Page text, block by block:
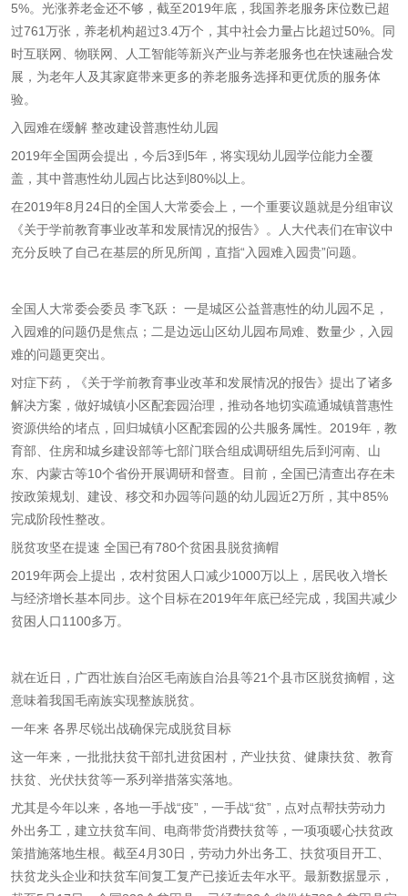
5%。光涨养老金还不够，截至2019年底，我国养老服务床位数已超
过761万张，养老机构超过3.4万个，其中社会力量占比超过50%。同
时互联网、物联网、人工智能等新兴产业与养老服务也在快速融合发
展，为老年人及其家庭带来更多的养老服务选择和更优质的服务体
验。
入园难在缓解 整改建设普惠性幼儿园
2019年全国两会提出，今后3到5年，将实现幼儿园学位能力全覆
盖，其中普惠性幼儿园占比达到80%以上。
在2019年8月24日的全国人大常委会上，一个重要议题就是分组审议
《关于学前教育事业改革和发展情况的报告》。人大代表们在审议中
充分反映了自己在基层的所见所闻，直指“入园难入园贵”问题。
全国人大常委会委员 李飞跃：
一是城区公益普惠性的幼儿园不足，
入园难的问题仍是焦点；二是边远山区幼儿园布局难、数量少，入园
难的问题更突出。
对症下药，《关于学前教育事业改革和发展情况的报告》提出了诸多
解决方案，做好城镇小区配套园治理，推动各地切实疏通城镇普惠性
资源供给的堵点，回归城镇小区配套园的公共服务属性。2019年，教
育部、住房和城乡建设部等七部门联合组成调研组先后到河南、山
东、内蒙古等10个省份开展调研和督查。目前，全国已清查出存在未
按政策规划、建设、移交和办园等问题的幼儿园近2万所，其中85%
完成阶段性整改。
脱贫攻坚在提速 全国已有780个贫困县脱贫摘帽
2019年两会上提出，农村贫困人口减少1000万以上，居民收入增长
与经济增长基本同步。这个目标在2019年年底已经完成，我国共减少
贫困人口1100多万。
就在近日，广西壮族自治区毛南族自治县等21个县市区脱贫摘帽，这
意味着我国毛南族实现整族脱贫。
一年来 各界尽锐出战确保完成脱贫目标
这一年来，一批批扶贫干部扎进贫困村，产业扶贫、健康扶贫、教育
扶贫、光伏扶贫等一系列举措落实落地。
尤其是今年以来，各地一手战“疫”，一手战“贫”，点对点帮扶劳动力
外出务工，建立扶贫车间、电商带货消费扶贫等，一项项暖心扶贫政
策措施落地生根。截至4月30日，劳动力外出务工、扶贫项目开工、
扶贫龙头企业和扶贫车间复工复产已接近去年水平。最新数据显示，